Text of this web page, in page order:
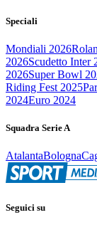
Speciali
Mondiali 2026
2026Scudetto Inter
2026Super Bowl
Riding Fest 2025
2024Euro 2024
Squadra Serie A
AtalantaBologna
Seguici su